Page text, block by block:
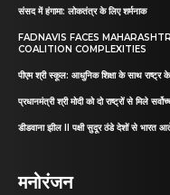
संसद में हंगामा: लोकतंत्र के लिए शर्मनाक
FADNAVIS FACES
COALITION COMPLEXITIES
पीएम श्री स्कूल: आधुनिक शिक्षा के साथ राष्ट्र
प्रधानमंत्री श्री मोदी को दो राष्ट्रों से मिले
डीडवाना झील II पक्षी सुदूर ठंडे देशों से भारत
मनोरंजन